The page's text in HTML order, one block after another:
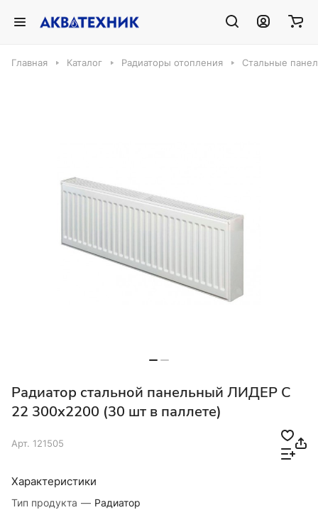
Главная Каталог Радиаторы отопления Стальные
Радиатор стальной панельный ЛИДЕР С
22 300х2200 (30 шт в паллете)
Арт. 121505
Характеристики
Тип продукта — Радиатор